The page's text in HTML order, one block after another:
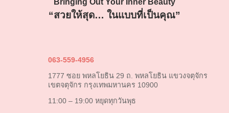
Bringing Out Your Inner Beauty
“สวยให้สุด… ในแบบที่เป็นคุณ”
063-559-4956
1777 ซอย พหลโยธิน 29 ถ. พหลโยธิน แขวงจตุจักร
เขตจตุจักร กรุงเทพมหานคร 10900
11:00 – 19:00 หยุดทุกวันพุธ